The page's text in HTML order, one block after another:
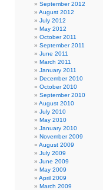
September 2012
August 2012
July 2012
May 2012
October 2011
September 2011
June 2011
March 2011
January 2011
December 2010
October 2010
September 2010
August 2010
July 2010
May 2010
January 2010
November 2009
August 2009
July 2009
June 2009
May 2009
April 2009
March 2009